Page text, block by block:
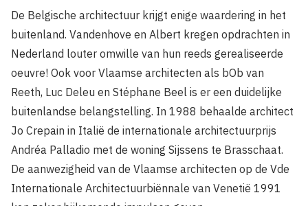
De Belgische architectuur krijgt enige waardering in het
buitenland. Vandenhove en Albert kregen opdrachten in
Nederland louter omwille van hun reeds gerealiseerde
oeuvre! Ook voor Vlaamse architecten als bOb van
Reeth, Luc Deleu en Stéphane Beel is er een duidelijke
buitenlandse belangstelling. In 1988 behaalde architect
Jo Crepain in Italië de internationale architectuurprijs
Andréa Palladio met de woning Sijssens te Brasschaat.
De aanwezigheid van de Vlaamse architecten op de Vde
Internationale Architectuurbiënnale van Venetië 1991